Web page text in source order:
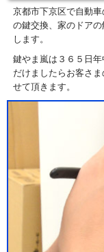
京都市下京区で自動
の鍵交換、家のドア
します。
鍵やま嵐は３６５日
だけましたらお客さ
せて頂きます。